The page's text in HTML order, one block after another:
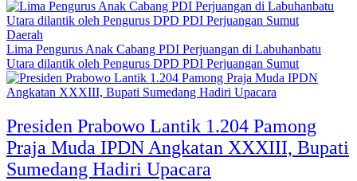
Daerah
Lima Pengurus Anak Cabang PDI Perjuangan di Labuhanbatu
Utara dilantik oleh Pengurus DPD PDI Perjuangan Sumut
Presiden Prabowo Lantik 1.204 Pamong
Praja Muda IPDN Angkatan XXXIII, Bupati
Sumedang Hadiri Upacara